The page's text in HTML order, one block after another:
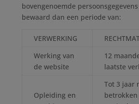
bovengenoemde
bewaard dan een periode van:
VERWERKING
Werking van
de website
12
laatste
Opleiding en
Tot 3 jaar